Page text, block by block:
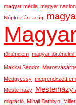
magyar média magyar
Népköztársaság
történelem magyar történelmi
Makkai Sándor
Medgyessy megrendezett
Mesterházy
Mesterházy
migráció Mihail Bathtyin